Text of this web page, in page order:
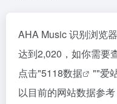
AHA Music 识别浏览
达到2,020，如你需要
点击"5118数据 ""爱
以目前的网站数据参